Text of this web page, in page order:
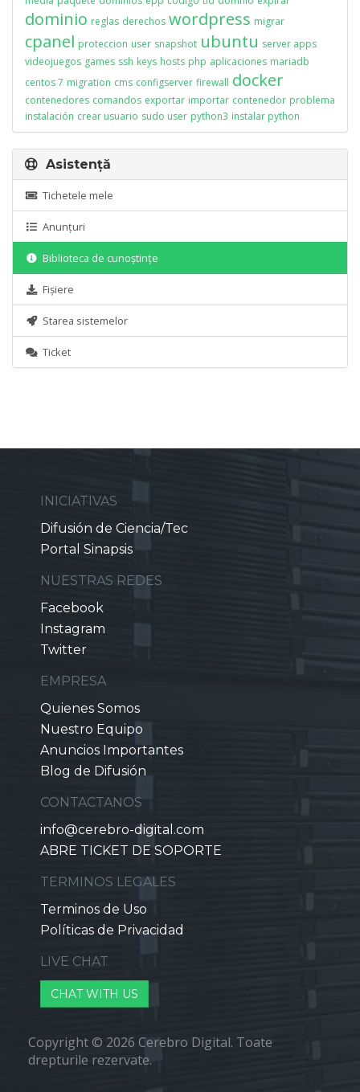
dominio reglas derechos wordpress migrar
cpanel proteccion user snapshot ubuntu server apps
videojuegos games ssh keys hosts php aplicaciones mariadb
centos 7 migration cms configserver firewall docker
contenedores comandos exportar importar contenedor problema
instalación crear usuario sudo user python3 instalar python
Asistență
Tichetele mele
Anunțuri
Biblioteca de cunoștințe
Fișiere
Starea sistemelor
Ticket
INICIATIVAS
Difusión de Ciencia/Tec
Portal Sinapsis
NUESTRAS REDES
Facebook
Instagram
Twitter
EMPRESA
Quienes Somos
Nuestro Equipo
Anuncios Importantes
Blog de Difusión
CONTACTANOS
info@cerebro-digital.com
ABRE TICKET DE SOPORTE
TERMINOS LEGALES
Terminos de Uso
Políticas de Privacidad
LIVE CHAT
CHAT WITH US
Copyright © 2026 Cerebro Digital. Toate
drepturile rezervate.